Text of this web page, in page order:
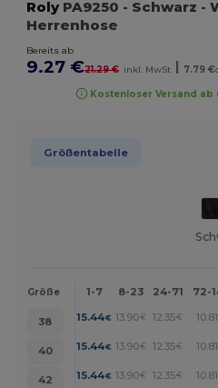
RolyPA9250 - Schwarz -
Herrenhose
Bereits ab
9.27 €21.29 € inkl. MwSt | 7.79 €
Kostenloser Versand ab
Größentabelle
Größe 1-7 8-23 24-71 72-
38 15.44€ 13.90€ 12.35€ 10.81
40
15.44€ 13.90€ 12.35€ 10.81
42
15.44€ 13.90€ 12.35€ 10.81